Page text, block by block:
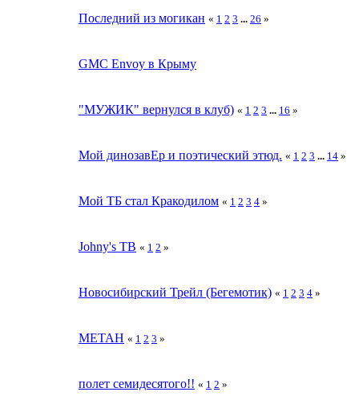
Последний из могикан « 1 2 3 ... 26 »
GMC Envoy в Крыму
"МУЖИК" вернулся в клуб) « 1 2 3 ... 16 »
Мой динозавЕр и поэтический этюд. « 1 2 3 ... 14 »
Мой ТБ стал Кракодилом « 1 2 3 4 »
Johny's TB « 1 2 »
Новосибирский Трейл (Бегемотик) « 1 2 3 4 »
МЕТАН « 1 2 3 »
полет семидесятого!! « 1 2 »